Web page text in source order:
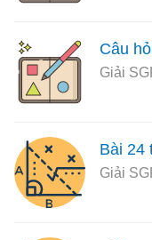
Câu
Giải
Bài 24
Giải